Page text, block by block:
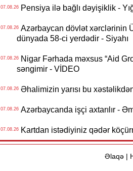
07.08.26Pensiya ilə bağlı dəyişiklik -
07.08.26Azərbaycan dövlət xərclərinin
dünyada 58-ci yerdədir - Siyahı
07.08.26Nigar Fərhada məxsus “Aid
səngimir - VİDEO
07.08.26Əhalimizin yarısı bu
07.08.26Azərbaycanda işçi axtarılır -
07.08.26Kartdan istədiyiniz qədər
Əlaqə|